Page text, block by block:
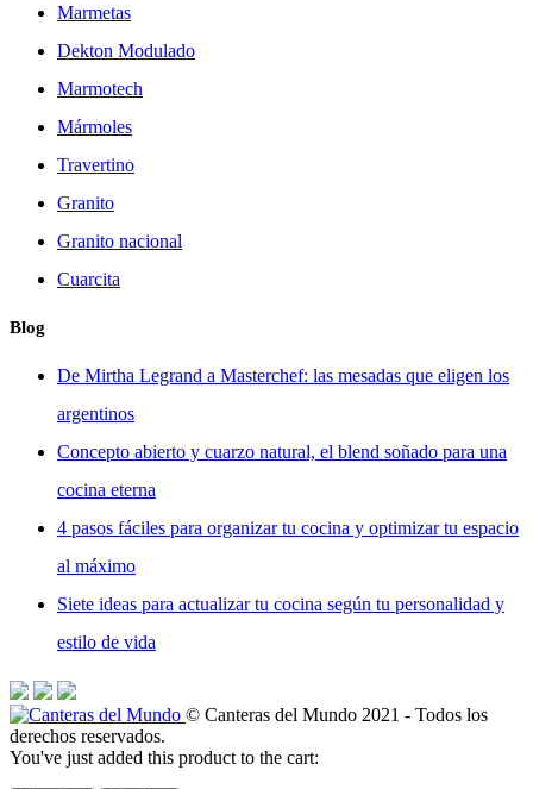
Marmetas
Dekton Modulado
Marmotech
Mármoles
Travertino
Granito
Granito nacional
Cuarcita
Blog
De Mirtha Legrand a Masterchef: las mesadas que eligen los
argentinos
Concepto abierto y cuarzo natural, el blend soñado para una
cocina eterna
4 pasos fáciles para organizar tu cocina y optimizar tu espacio
al máximo
Siete ideas para actualizar tu cocina según tu personalidad y
estilo de vida
© Canteras del Mundo 2021 - Todos los
derechos reservados.
You've just added this product to the cart: